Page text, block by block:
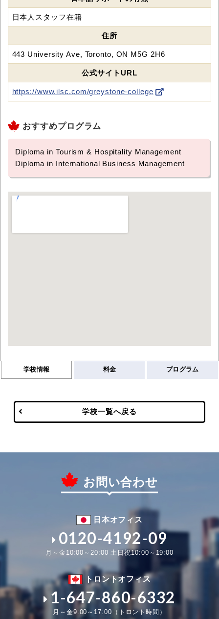
日本人スタッフ在籍
住所
443 University Ave, Toronto, ON M5G 2H6
公式サイトURL
https://www.ilsc.com/greystone-college
おすすめプログラム
Diploma in Tourism & Hospitality Management
Diploma in International Business Management
学校情報 料金 プログラム
学校一覧へ戻る
お問い合わせ
日本オフィス
0120-4192-09
月～金10:00～20:00 土日祝10:00～19:00
トロントオフィス
1-647-860-6332
月～金9:00～17:00（トロント時間）